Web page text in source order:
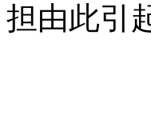
担由此引